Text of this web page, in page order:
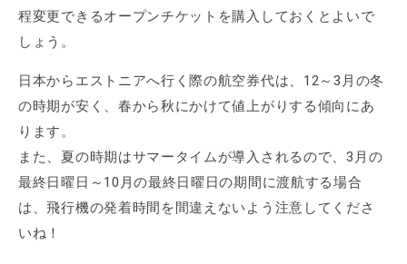
程変更できるオープンチケットを購入しておくとよいで
しょう。
日本からエストニアへ行く際の航空券代は、12～3月の冬
の時期が安く、春から秋にかけて値上がりする傾向にあ
ります。
また、夏の時期はサマータイムが導入されるので、3月の
最終日曜日～10月の最終日曜日の期間に渡航する場合
は、飛行機の発着時間を間違えないよう注意してくださ
いね！